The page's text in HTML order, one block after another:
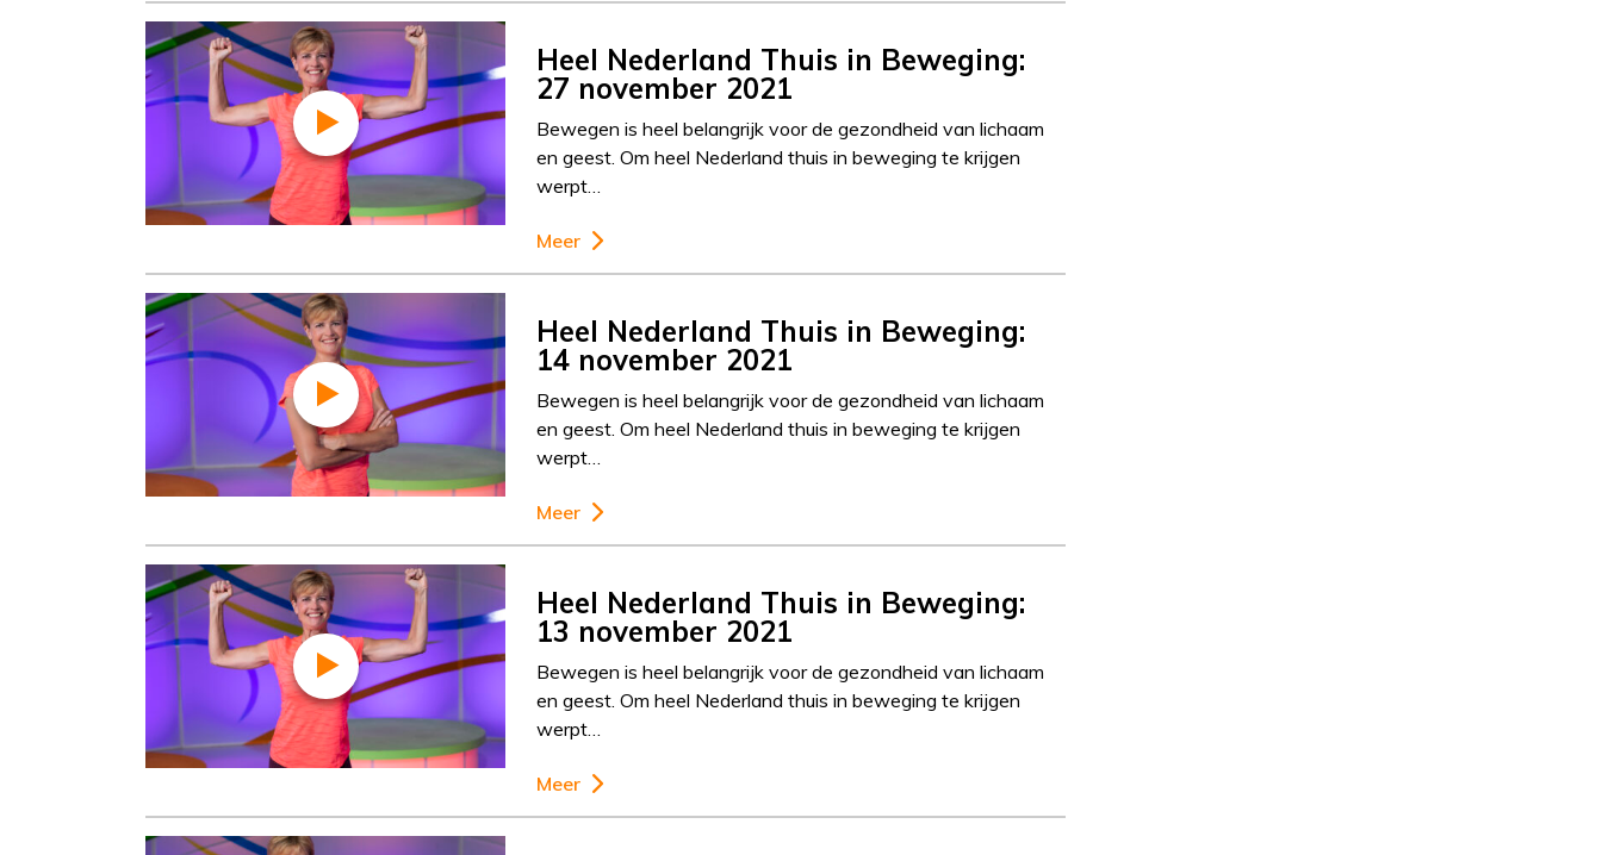
Heel Nederland Thuis in Beweging:
27 november 2021
Bewegen is heel belangrijk voor de gezondheid van lichaam
en geest. Om heel Nederland thuis in beweging te krijgen
werpt…
Meer
Heel Nederland Thuis in Beweging:
14 november 2021
Bewegen is heel belangrijk voor de gezondheid van lichaam
en geest. Om heel Nederland thuis in beweging te krijgen
werpt…
Meer
Heel Nederland Thuis in Beweging:
13 november 2021
Bewegen is heel belangrijk voor de gezondheid van lichaam
en geest. Om heel Nederland thuis in beweging te krijgen
werpt…
Meer